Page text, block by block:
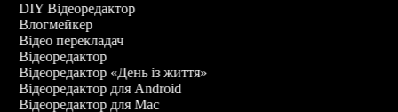
DIY Відеоредактор
Влогмейкер
Відео перекладач
Відеоредактор
Відеоредактор «День із життя»
Відеоредактор для Android
Відеоредактор для Mac